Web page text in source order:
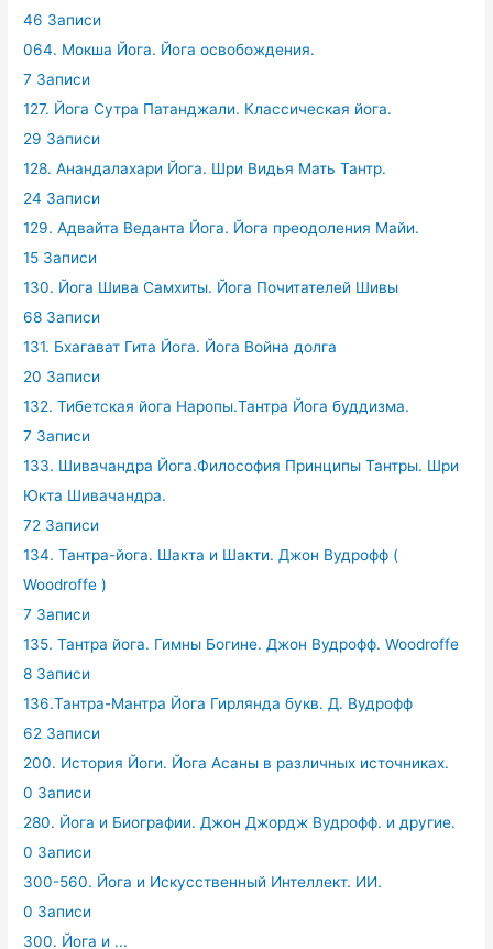
46 Записи
064. Мокша Йога. Йога освобождения.
7 Записи
127. Йога Сутра Патанджали. Классическая йога.
29 Записи
128. Анандалахари Йога. Шри Видья Мать Тантр.
24 Записи
129. Адвайта Веданта Йога. Йога преодоления Майи.
15 Записи
130. Йога Шива Самхиты. Йога Почитателей Шивы
68 Записи
131. Бхагават Гита Йога. Йога Война долга
20 Записи
132. Тибетская йога Наропы.Тантра Йога буддизма.
7 Записи
133. Шивачандра Йога.Философия Принципы Тантры. Шри
Юкта Шивачандра.
72 Записи
134. Тантра-йога. Шакта и Шакти. Джон Вудрофф (
Woodroffe )
7 Записи
135. Тантра йога. Гимны Богине. Джон Вудрофф. Woodroffe
8 Записи
136.Тантра-Мантра Йога Гирлянда букв. Д. Вудрофф
62 Записи
200. История Йоги. Йога Асаны в различных источниках.
0 Записи
280. Йога и Биографии. Джон Джордж Вудрофф. и другие.
0 Записи
300-560. Йога и Искусственный Интеллект. ИИ.
0 Записи
300. Йога и ...